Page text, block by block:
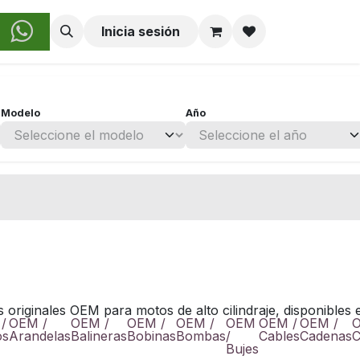
Sobre Nosotros Inicia sesión
Modelo Año
OEM para motos de alto cilindraje, disponibles
/OEM /
Arandelas
OEM /
Balineras
OEM /
Bobinas
OEM /
Bombas
OEM
/
Bujes
OEM /
Cables
OEM /
Cadenas